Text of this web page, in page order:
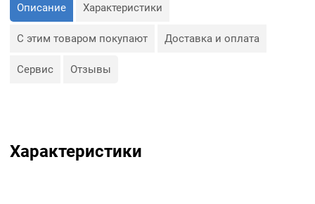
Описание Характеристики
С этим товаром покупают Доставка и оплата
Сервис Отзывы
Характеристики